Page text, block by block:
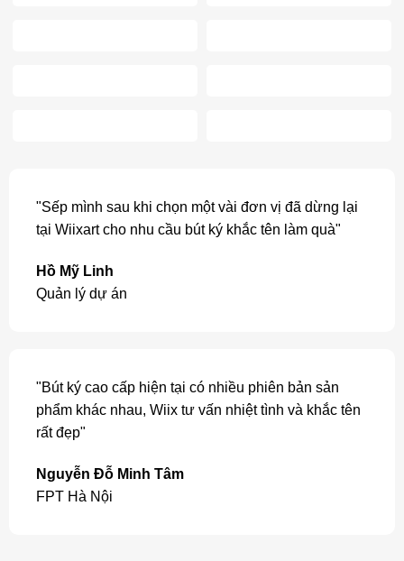
"Sếp mình sau khi chọn một vài đơn vị đã dừng lại
tại Wiixart cho nhu cầu bút ký khắc tên làm quà"
Hồ Mỹ Linh
Quản lý dự án
"Bút ký cao cấp hiện tại có nhiều phiên bản sản
phẩm khác nhau, Wiix tư vấn nhiệt tình và khắc tên
rất đẹp"
Nguyễn Đỗ Minh Tâm
FPT Hà Nội